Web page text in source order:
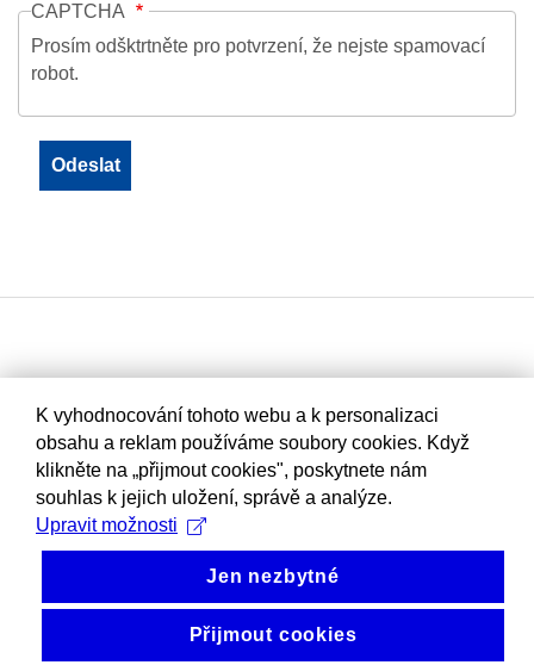
CAPTCHA
Prosím odšktrtněte pro potvrzení, že nejste spamovací
robot.
K vyhodnocování tohoto webu a k personalizaci
obsahu a reklam používáme soubory cookies. Když
klikněte na „přijmout cookies", poskytnete nám
souhlas k jejich uložení, správě a analýze.
Upravit možnosti
Jen nezbytné
Přijmout cookies